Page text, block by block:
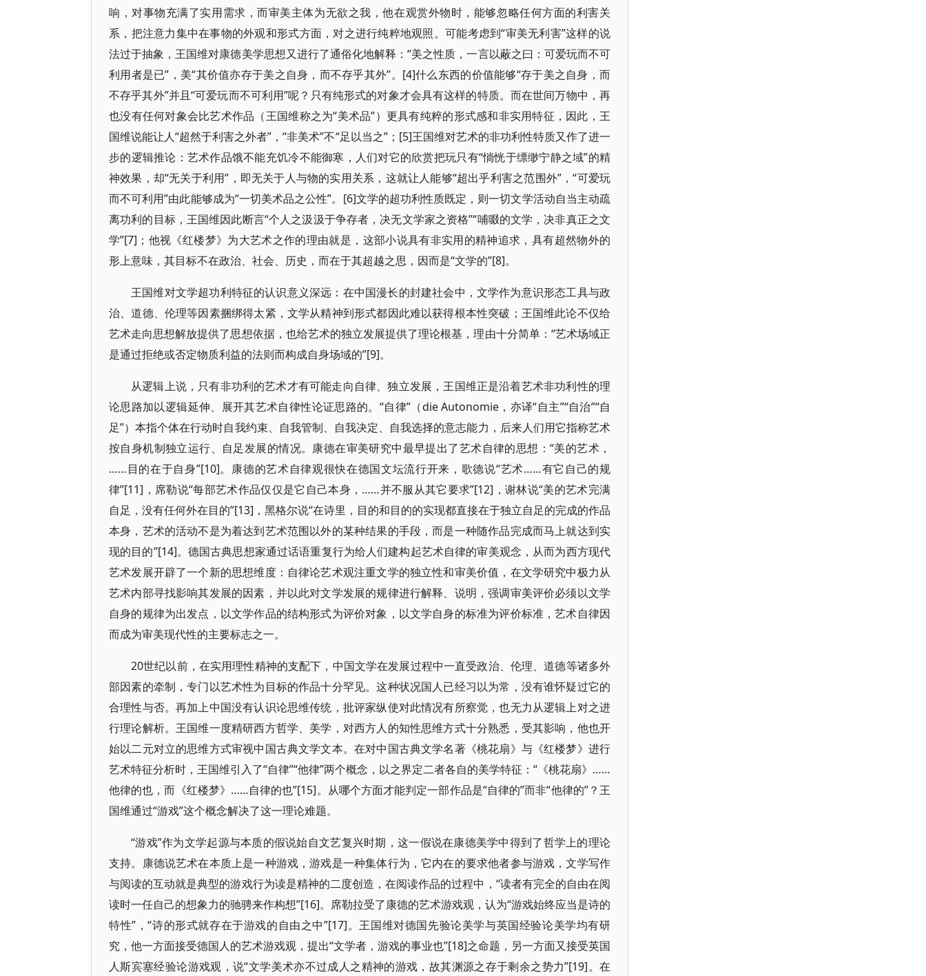
响，对事物充满了实用需求，而审美主体为无欲之我，他在观赏外物时，能够忽略任何方面的利害关
系，把注意力集中在事物的外观和形式方面，对之进行纯粹地观照。可能考虑到“审美无利害”这样的说
法过于抽象，王国维对康德美学思想又进行了通俗化地解释：“美之性质，一言以蔽之曰：可爱玩而不可
利用者是已”，美“其价值亦存于美之自身，而不存乎其外”。[4]什么东西的价值能够“存于美之自身，而
不存乎其外”并且“可爱玩而不可利用”呢？只有纯形式的对象才会具有这样的特质。而在世间万物中，再
也没有任何对象会比艺术作品（王国维称之为“美术品”）更具有纯粹的形式感和非实用特征，因此，王
国维说能让人“超然于利害之外者”，“非美术”不“足以当之”；[5]王国维对艺术的非功利性特质又作了进一
步的逻辑推论：艺术作品饿不能充饥冷不能御寒，人们对它的欣赏把玩只有“惝恍于缥缈宁静之域”的精
神效果，却“无关于利用”，即无关于人与物的实用关系，这就让人能够“超出乎利害之范围外”，“可爱玩
而不可利用”由此能够成为“一切美术品之公性”。[6]文学的超功利性质既定，则一切文学活动自当主动疏
离功利的目标，王国维因此断言“个人之汲汲于争存者，决无文学家之资格”“哺啜的文学，决非真正之文
学”[7]；他视《红楼梦》为大艺术之作的理由就是，这部小说具有非实用的精神追求，具有超然物外的
形上意味，其目标不在政治、社会、历史，而在于其超越之思，因而是“文学的”[8]。
王国维对文学超功利特征的认识意义深远：在中国漫长的封建社会中，文学作为意识形态工具与政
治、道德、伦理等因素捆绑得太紧，文学从精神到形式都因此难以获得根本性突破；王国维此论不仅给
艺术走向思想解放提供了思想依据，也给艺术的独立发展提供了理论根基，理由十分简单：“艺术场域正
是通过拒绝或否定物质利益的法则而构成自身场域的”[9]。
从逻辑上说，只有非功利的艺术才有可能走向自律、独立发展，王国维正是沿着艺术非功利性的理
论思路加以逻辑延伸、展开其艺术自律性论证思路的。“自律”（die Autonomie，亦译“自主”“自治”“自
足”）本指个体在行动时自我约束、自我管制、自我决定、自我选择的意志能力，后来人们用它指称艺术
按自身机制独立运行、自足发展的情况。康德在审美研究中最早提出了艺术自律的思想：“美的艺术，
……目的在于自身”[10]。康德的艺术自律观很快在德国文坛流行开来，歌德说“艺术……有它自己的规
律”[11]，席勒说“每部艺术作品仅仅是它自己本身，……并不服从其它要求”[12]，谢林说“美的艺术完满
自足，没有任何外在目的”[13]，黑格尔说“在诗里，目的和目的的实现都直接在于独立自足的完成的作品
本身，艺术的活动不是为着达到艺术范围以外的某种结果的手段，而是一种随作品完成而马上就达到实
现的目的”[14]。德国古典思想家通过话语重复行为给人们建构起艺术自律的审美观念，从而为西方现代
艺术发展开辟了一个新的思想维度：自律论艺术观注重文学的独立性和审美价值，在文学研究中极力从
艺术内部寻找影响其发展的因素，并以此对文学发展的规律进行解释、说明，强调审美评价必须以文学
自身的规律为出发点，以文学作品的结构形式为评价对象，以文学自身的标准为评价标准，艺术自律因
而成为审美现代性的主要标志之一。
20世纪以前，在实用理性精神的支配下，中国文学在发展过程中一直受政治、伦理、道德等诸多外
部因素的牵制，专门以艺术性为目标的作品十分罕见。这种状况国人已经习以为常，没有谁怀疑过它的
合理性与否。再加上中国没有认识论思维传统，批评家纵使对此情况有所察觉，也无力从逻辑上对之进
行理论解析。王国维一度精研西方哲学、美学，对西方人的知性思维方式十分熟悉，受其影响，他也开
始以二元对立的思维方式审视中国古典文学文本。在对中国古典文学名著《桃花扇》与《红楼梦》进行
艺术特征分析时，王国维引入了“自律”“他律”两个概念，以之界定二者各自的美学特征：“《桃花扇》……
他律的也，而《红楼梦》……自律的也”[15]。从哪个方面才能判定一部作品是“自律的”而非“他律的”？王
国维通过“游戏”这个概念解决了这一理论难题。
“游戏”作为文学起源与本质的假说始自文艺复兴时期，这一假说在康德美学中得到了哲学上的理论
支持。康德说艺术在本质上是一种游戏，游戏是一种集体行为，它内在的要求他者参与游戏，文学写作
与阅读的互动就是典型的游戏行为读是精神的二度创造，在阅读作品的过程中，“读者有完全的自由在阅
读时一任自己的想象力的驰骋来作构想”[16]。席勒拉受了康德的艺术游戏观，认为“游戏始终应当是诗的
特性”，“诗的形式就存在于游戏的自由之中”[17]。王国维对德国先验论美学与英国经验论美学均有研
究，他一方面接受德国人的艺术游戏观，提出“文学者，游戏的事业也”[18]之命题，另一方面又接受英国
人斯宾塞经验论游戏观，说“文学美术亦不过成人之精神的游戏，故其渊源之存于剩余之势力”[19]。在